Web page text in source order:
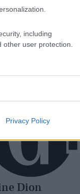
including
user protection.
Privacy Policy
Dion